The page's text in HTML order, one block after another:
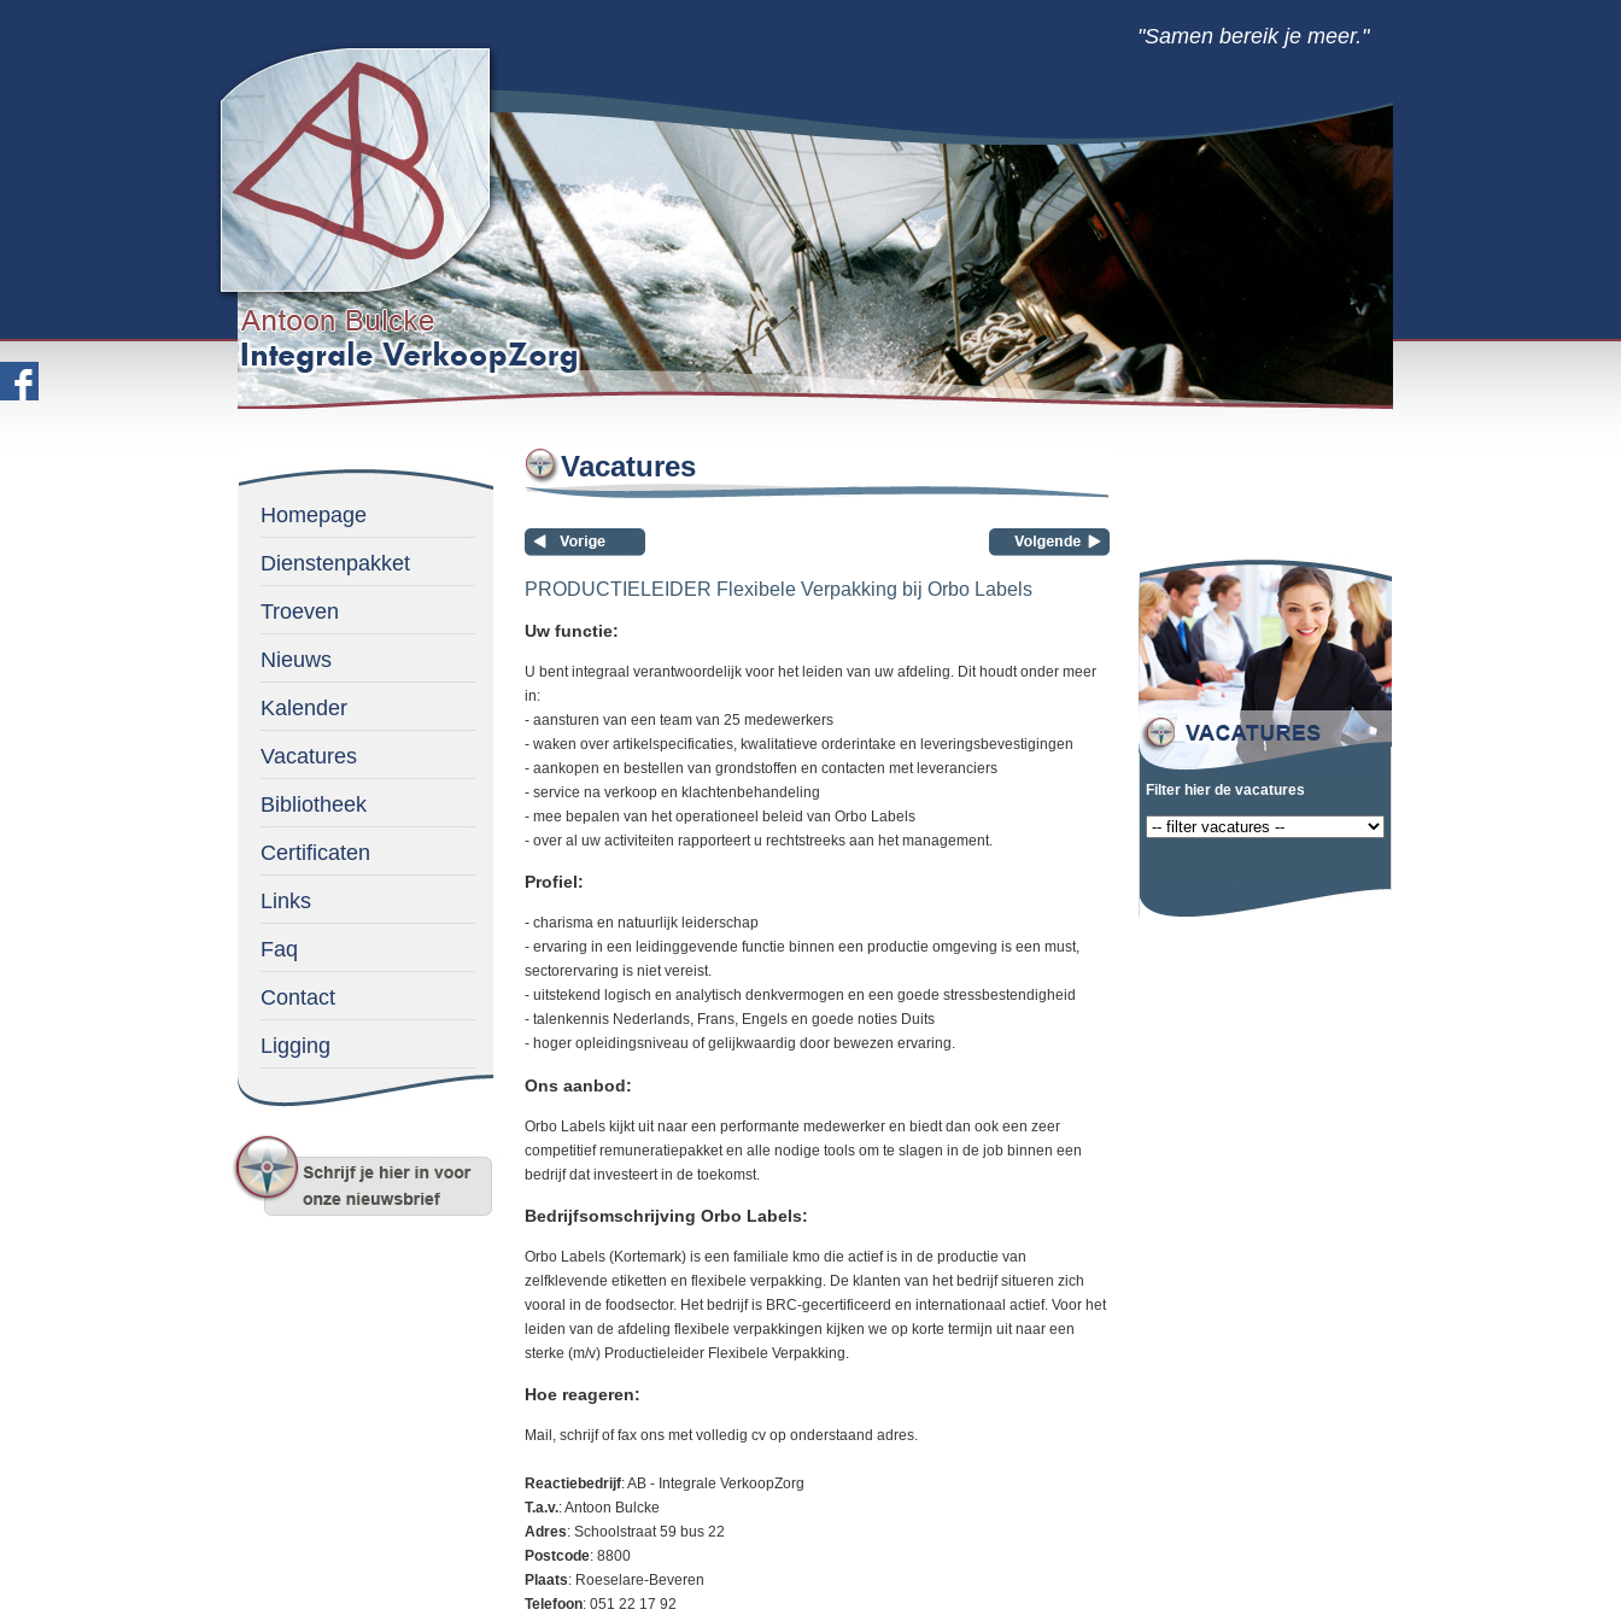
"Samen bereik je meer."
Homepage
Dienstenpakket
Troeven
Nieuws
Kalender
Vacatures
Bibliotheek
Certificaten
Links
Faq
Contact
Ligging
Vacatures
PRODUCTIELEIDER Flexibele Verpakking bij Orbo Labels
Uw functie:
U bent integraal verantwoordelijk voor het leiden van uw afdeling. Dit houdt onder meer
in:
- aansturen van een team van 25 medewerkers
- waken over artikelspecificaties, kwalitatieve orderintake en leveringsbevestigingen
- aankopen en bestellen van grondstoffen en contacten met leveranciers
- service na verkoop en klachtenbehandeling
- mee bepalen van het operationeel beleid van Orbo Labels
- over al uw activiteiten rapporteert u rechtstreeks aan het management.
Profiel:
- charisma en natuurlijk leiderschap
- ervaring in een leidinggevende functie binnen een productie omgeving is een must,
sectorervaring is niet vereist.
- uitstekend logisch en analytisch denkvermogen en een goede stressbestendigheid
- talenkennis Nederlands, Frans, Engels en goede noties Duits
- hoger opleidingsniveau of gelijkwaardig door bewezen ervaring.
Ons aanbod:
Orbo Labels kijkt uit naar een performante medewerker en biedt dan ook een zeer
competitief remuneratiepakket en alle nodige tools om te slagen in de job binnen een
bedrijf dat investeert in de toekomst.
Bedrijfsomschrijving Orbo Labels:
Orbo Labels (Kortemark) is een familiale kmo die actief is in de productie van
zelfklevende etiketten en flexibele verpakking. De klanten van het bedrijf situeren zich
vooral in de foodsector. Het bedrijf is BRC-gecertificeerd en internationaal actief. Voor het
leiden van de afdeling flexibele verpakkingen kijken we op korte termijn uit naar een
sterke (m/v) Productieleider Flexibele Verpakking.
Hoe reageren:
Mail, schrijf of fax ons met volledig cv op onderstaand adres.
Reactiebedrijf: AB - Integrale VerkoopZorg
T.a.v.: Antoon Bulcke
Adres: Schoolstraat 59 bus 22
Postcode: 8800
Plaats: Roeselare-Beveren
Telefoon: 051 22 17 92
Filter hier de vacatures